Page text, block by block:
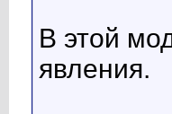
В этой
явления.